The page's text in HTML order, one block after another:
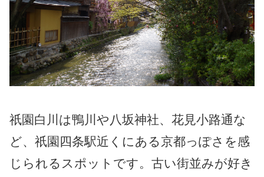
祇園白川は鴨川や八坂神社、花見小路通な
ど、祇園四条駅近くにある京都っぽさを感
じられるスポットです。古い街並みが好き